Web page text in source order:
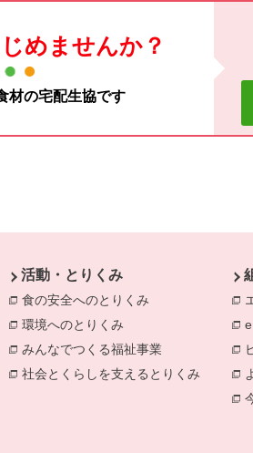
めませんか？
材の宅配生協です
活動・とりくみ
食の安全へのとりくみ 別のウィンドウ
環境へのとりくみ 別のウィンドウで開
みんなでつくる福祉事業 別のウィンド
社会とくらしを支えるとりくみ 別のウ